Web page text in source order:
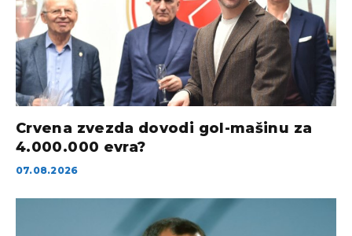
Crvena zvezda dovodi gol-mašinu za
4.000.000 evra?
07.08.2026